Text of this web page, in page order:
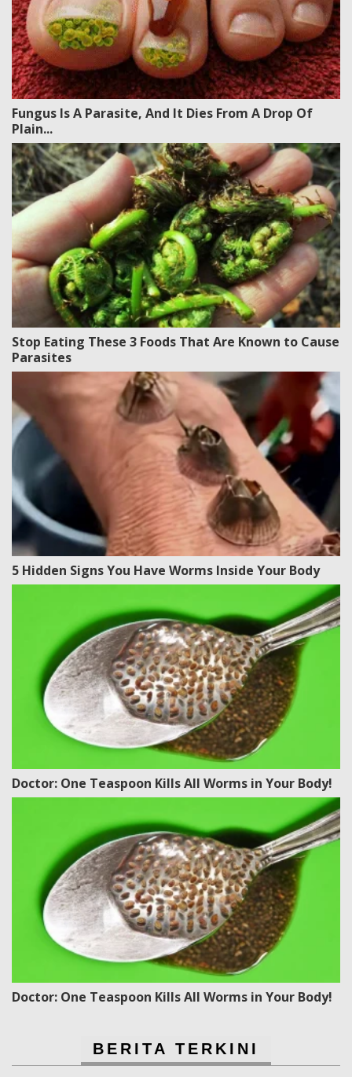
Fungus Is A Parasite, And It Dies From A Drop Of
Plain...
Stop Eating These 3 Foods That Are Known to Cause
Parasites
5 Hidden Signs You Have Worms Inside Your Body
Doctor: One Teaspoon Kills All Worms in Your Body!
Doctor: One Teaspoon Kills All Worms in Your Body!
BERITA TERKINI